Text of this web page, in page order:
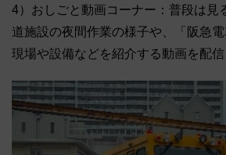
4）おしごと動画コーナー：普段は見
道施設の夜間作業の様子や、「阪急
現場や設備などを紹介する動画を配信